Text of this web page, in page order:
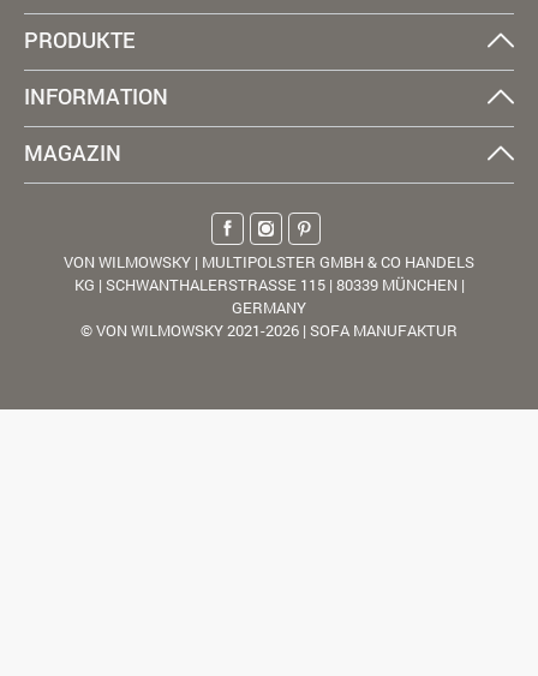
PRODUKTE
INFORMATION
MAGAZIN
VON WILMOWSKY | MULTIPOLSTER GMBH & CO HANDELS
KG | SCHWANTHALERSTRASSE 115 | 80339 MÜNCHEN |
GERMANY
© VON WILMOWSKY 2021-2026 | SOFA MANUFAKTUR